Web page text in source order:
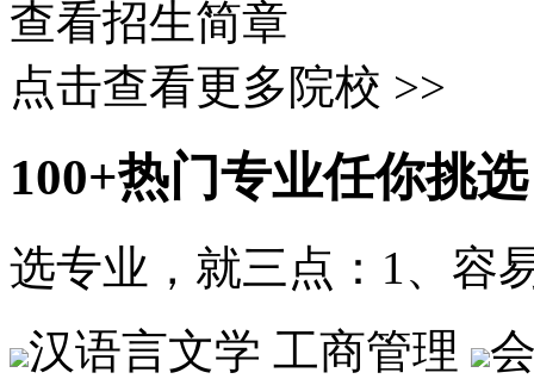
查看招生简章
点击查看更多院校 >>
100+热门专业任你挑选
选专业，就三点：1、容
汉语言文学 工商管理